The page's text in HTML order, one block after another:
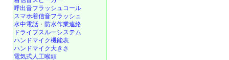
呼出音フラッシュコール
スマホ着信音フラッシュ
水中電話 ・ 防水作業連絡
ドライブスルーシステム
ハンドマイク機能表
ハンドマイク大きさ
電気式人工喉頭